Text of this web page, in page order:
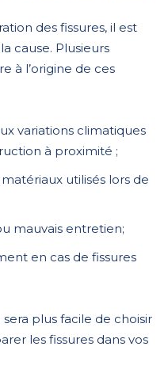
des fissures, il est
cause. Plusieurs
à l’origine de ces
variations climatiques
à proximité ;
utilisés lors de
mauvais entretien;
en cas de fissures
plus facile de choisir
les fissures dans vos